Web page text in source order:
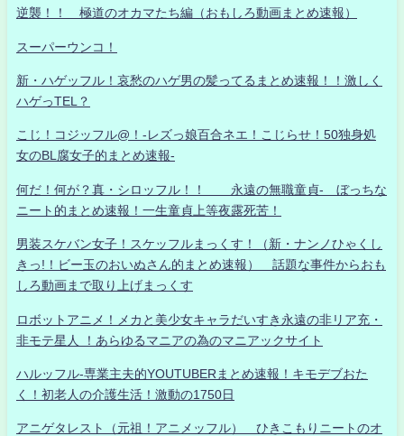
逆襲！！ 極道のオカマたち編（おもしろ動画まとめ速報）
スーパーウンコ！
新・ハゲッフル！哀愁のハゲ男の髪ってるまとめ速報！！激しく
ハゲっTEL？
こじ！コジッフル@！-レズっ娘百合ネエ！こじらせ！50独身処
女のBL腐女子的まとめ速報-
何だ！何が？真・シロッフル！！ 永遠の無職童貞- ぼっちな
ニート的まとめ速報！一生童貞上等夜露死苦！
男装スケバン女子！スケッフルまっくす！（新・ナンノひゃくし
きっ!！ビー玉のおいぬさん的まとめ速報） 話題な事件からおも
しろ動画まで取り上げまっくす
ロボットアニメ！メカと美少女キャラだいすき永遠の非リア充・
非モテ星人 ！あらゆるマニアの為のマニアックサイト
ハルッフル-専業主夫的YOUTUBERまとめ速報！キモデブおた
く！初老人の介護生活！激動の1750日
アニゲタレスト（元祖！アニメッフル） ひきこもりニートのオ